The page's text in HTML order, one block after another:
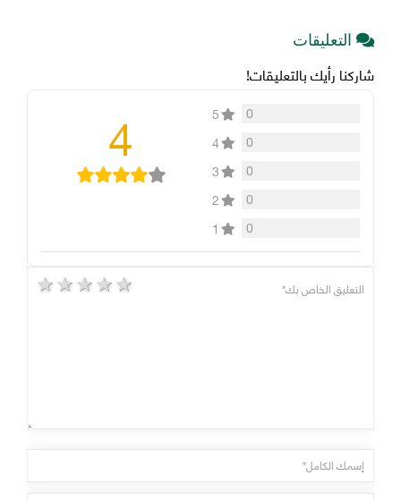
التعليقات
شاركنا رأيك بالتعليقات!
0
5
0
4
0
3
0
2
0
1
4
5 stars 4 stars 3 stars 2 stars 1 star